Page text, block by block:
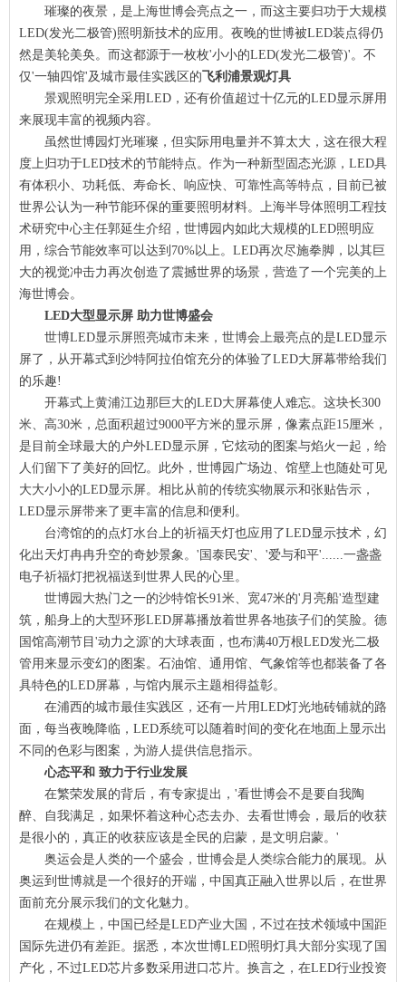
璀璨的夜景，是上海世博会亮点之一，而这主要归功于大规模
LED(发光二极管)照明新技术的应用。夜晚的世博被LED装点得仍
然是美轮美奂。而这都源于一枚枚'小小的LED(发光二极管)'。不
仅'一轴四馆'及城市最佳实践区的 飞利浦景观灯具
景观照明完全采用LED，还有价值超过十亿元的LED显示屏用
来展现丰富的视频内容。
虽然世博园灯光璀璨，但实际用电量并不算太大，这在很大程
度上归功于LED技术的节能特点。作为一种新型固态光源，LED具
有体积小、功耗低、寿命长、响应快、可靠性高等特点，目前已被
世界公认为一种节能环保的重要照明材料。上海半导体照明工程技
术研究中心主任郭延生介绍，世博园内如此大规模的LED照明应
用，综合节能效率可以达到70%以上。LED再次尽施拳脚，以其巨
大的视觉冲击力再次创造了震撼世界的场景，营造了一个完美的上
海世博会。
LED大型显示屏 助力世博盛会
世博LED显示屏照亮城市未来，世博会上最亮点的是LED显示
屏了，从开幕式到沙特阿拉伯馆充分的体验了LED大屏幕带给我们
的乐趣!
开幕式上黄浦江边那巨大的LED大屏幕使人难忘。这块长300
米、高30米，总面积超过9000平方米的显示屏，像素点距15厘米，
是目前全球最大的户外LED显示屏，它炫动的图案与焰火一起，给
人们留下了美好的回忆。此外，世博园广场边、馆壁上也随处可见
大大小小的LED显示屏。相比从前的传统实物展示和张贴告示，
LED显示屏带来了更丰富的信息和便利。
台湾馆的的点灯水台上的祈福天灯也应用了LED显示技术，幻
化出天灯冉冉升空的奇妙景象。'国泰民安'、'爱与和平'......一盏盏
电子祈福灯把祝福送到世界人民的心里。
世博园大热门之一的沙特馆长91米、宽47米的'月亮船'造型建
筑，船身上的大型环形LED屏幕播放着世界各地孩子们的笑脸。德
国馆高潮节目'动力之源'的大球表面，也布满40万根LED发光二极
管用来显示变幻的图案。石油馆、通用馆、气象馆等也都装备了各
具特色的LED屏幕，与馆内展示主题相得益彰。
在浦西的城市最佳实践区，还有一片用LED灯光地砖铺就的路
面，每当夜晚降临，LED系统可以随着时间的变化在地面上显示出
不同的色彩与图案，为游人提供信息指示。
心态平和 致力于行业发展
在繁荣发展的背后，有专家提出，'看世博会不是要自我陶
醉、自我满足，如果怀着这种心态去办、去看世博会，最后的收获
是很小的，真正的收获应该是全民的启蒙，是文明启蒙。'
奥运会是人类的一个盛会，世博会是人类综合能力的展现。从
奥运到世博就是一个很好的开端，中国真正融入世界以后，在世界
面前充分展示我们的文化魅力。
在规模上，中国已经是LED产业大国，不过在技术领域中国距
国际先进仍有差距。据悉，本次世博LED照明灯具大部分实现了国
产化，不过LED芯片多数采用进口芯片。换言之，在LED行业投资